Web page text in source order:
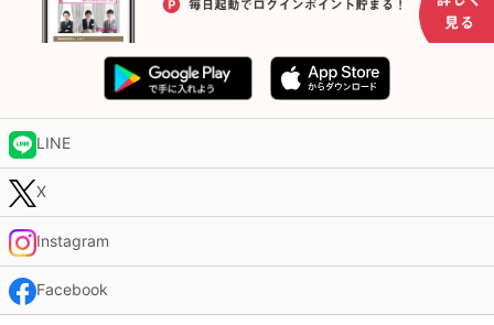
LINE
X
Instagram
Facebook